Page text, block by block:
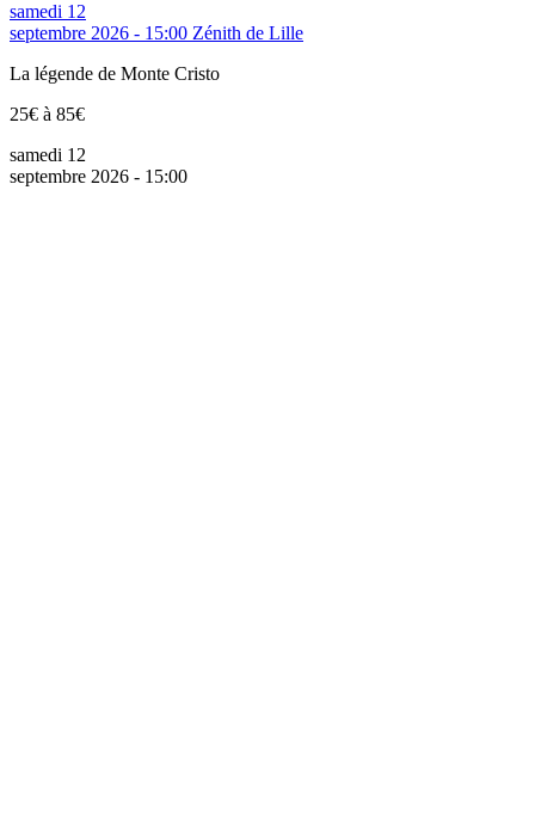
samedi 12
septembre 2026 - 15:00 Zénith de Lille
La légende de Monte Cristo
25€ à 85€
samedi 12
septembre 2026 - 15:00